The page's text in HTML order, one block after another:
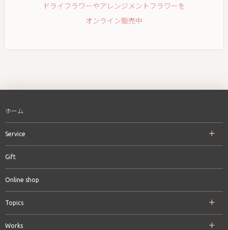
ドライフラワーやアレンジメントフラワーを
オンライン販売中
ホーム
Service
Gift
Online shop
Topics
Works